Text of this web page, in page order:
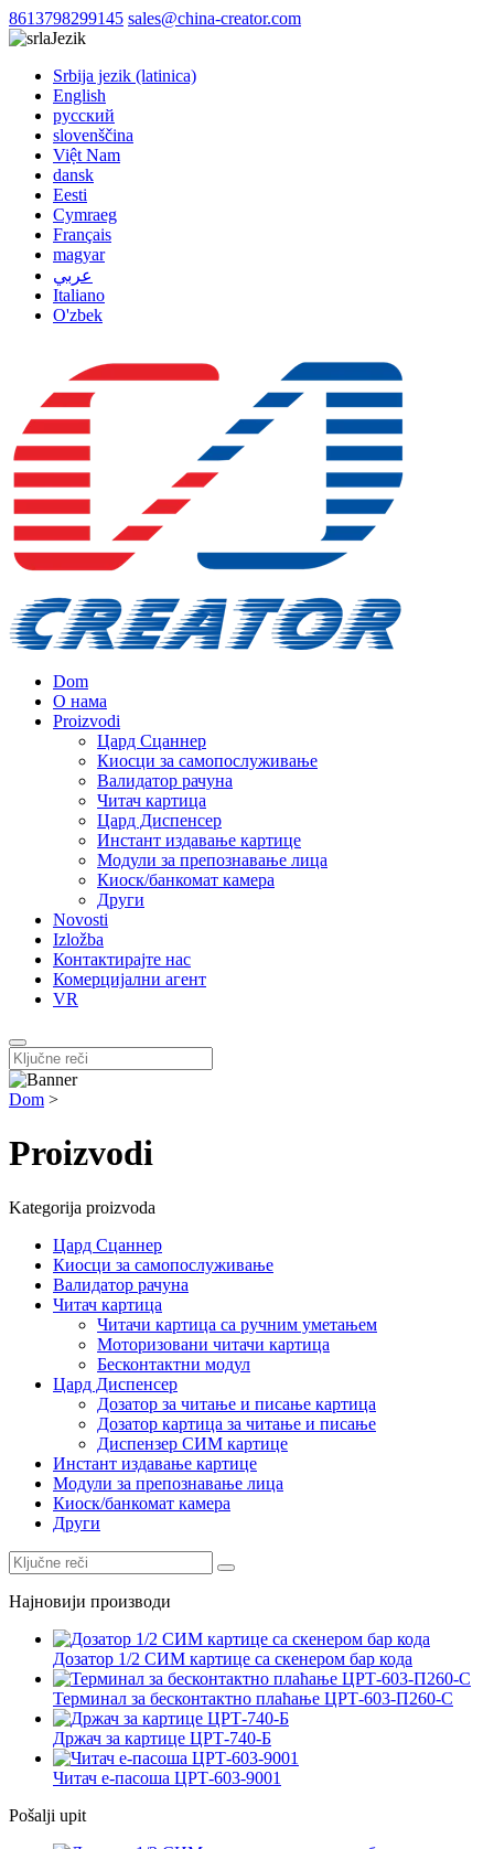
8613798299145 sales@china-creator.com
Jezik
Srbija jezik (latinica)
English
русский
slovenščina
Việt Nam
dansk
Eesti
Cymraeg
Français
magyar
عربي
Italiano
O'zbek
Dom
О нама
Proizvodi
Цард Сцаннер
Киосци за самопослуживање
Валидатор рачуна
Читач картица
Цард Диспенсер
Инстант издавање картице
Модули за препознавање лица
Киоск/банкомат камера
Други
Novosti
Izložba
Контактирајте нас
Комерцијални агент
VR
Dom >
Proizvodi
Kategorija proizvoda
Цард Сцаннер
Киосци за самопослуживање
Валидатор рачуна
Читач картица
Читачи картица са ручним уметањем
Моторизовани читачи картица
Бесконтактни модул
Цард Диспенсер
Дозатор за читање и писање картица
Дозатор картица за читање и писање
Диспензер СИМ картице
Инстант издавање картице
Модули за препознавање лица
Киоск/банкомат камера
Други
Најновији производи
Дозатор 1/2 СИМ картице са скенером бар кода
Терминал за бесконтактно плаћање ЦРТ-603-П260-С
Држач за картице ЦРТ-740-Б
Читач е-пасоша ЦРТ-603-9001
Pošalji upit